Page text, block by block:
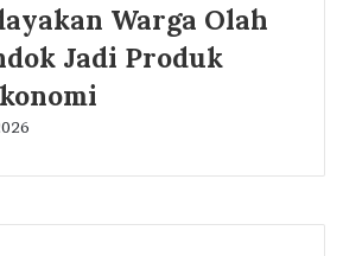
Warga Olah
Jadi Produk